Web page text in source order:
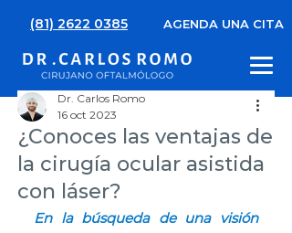
(81) 2622 0385 AGENDA UNA CITA
¿Conoces las ventajas de
la cirugía ocular asistida
con láser?
Dr. Carlos Romo
16 oct 2023
En la búsqueda de una visión